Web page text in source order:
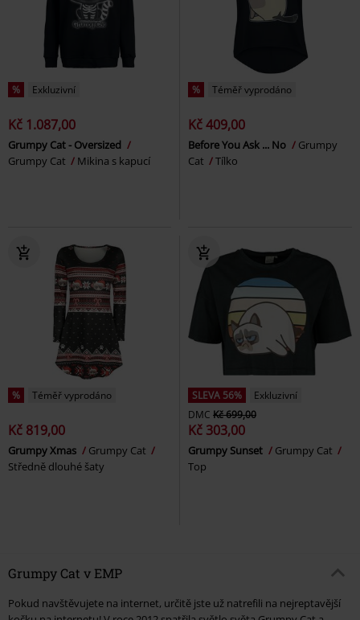
% Exkluzivní
Kč 1.087,00
Grumpy Cat - Oversized
Grumpy Cat
Mikina s kapucí
% Téměř vyprodáno
Kč 409,00
Before You Ask ... No
Grumpy
Cat
Tílko
% Téměř vyprodáno
Kč 819,00
Grumpy Xmas
Grumpy Cat
Středně dlouhé šaty
SLEVA 56%
Exkluzivní
DMC Kč 699,00
Kč 303,00
Grumpy Sunset
Grumpy Cat
Top
Grumpy Cat v EMP
Pokud navštěvujete na internet, určitě jste už natrefili na nejreptavější